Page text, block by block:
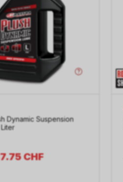
Dynamic Suspension
CHF